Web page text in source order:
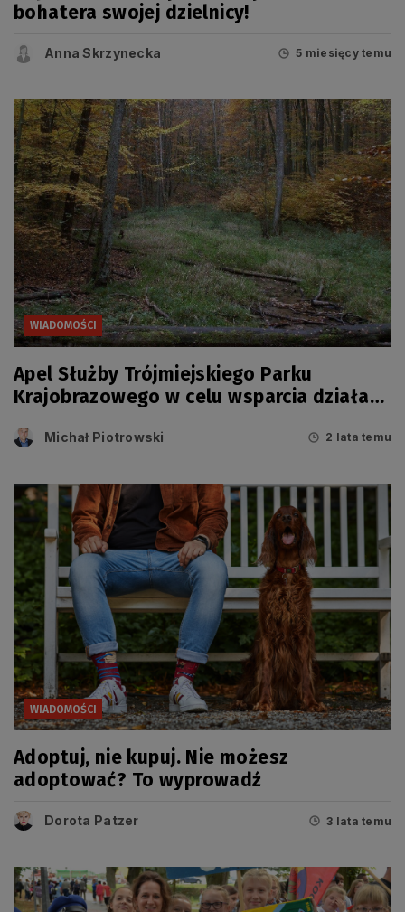
bohatera swojej dzielnicy!
Anna Skrzynecka 5 miesięcy temu
WIADOMOŚCI
Apel Służby Trójmiejskiego Parku
Krajobrazowego w celu wsparcia działań
Michał Piotrowski 2 lata temu
WIADOMOŚCI
Adoptuj, nie kupuj. Nie możesz
adoptować? To wyprowadź
Dorota Patzer 3 lata temu